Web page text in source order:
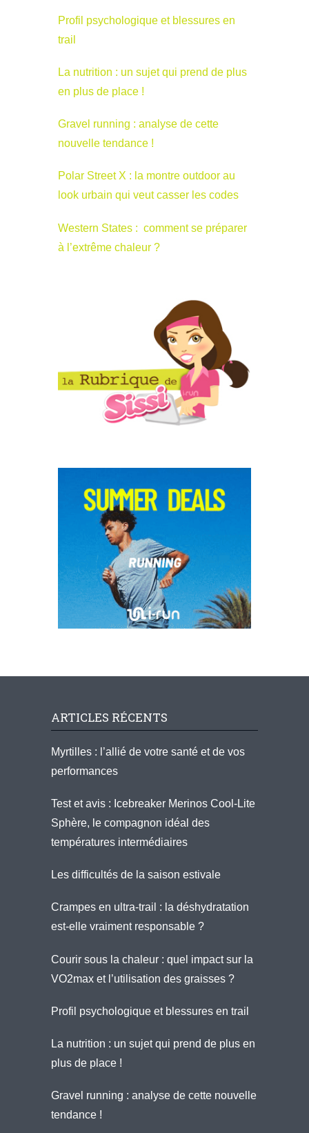
Profil psychologique et blessures en
trail
La nutrition : un sujet qui prend de plus
en plus de place !
Gravel running : analyse de cette
nouvelle tendance !
Polar Street X : la montre outdoor au
look urbain qui veut casser les codes
Western States : comment se préparer
à l’extrême chaleur ?
ARTICLES RÉCENTS
Myrtilles : l’allié de votre santé et de vos
performances
Test et avis : Icebreaker Merinos Cool-Lite
Sphère, le compagnon idéal des
températures intermédiaires
Les difficultés de la saison estivale
Crampes en ultra-trail : la déshydratation
est-elle vraiment responsable ?
Courir sous la chaleur : quel impact sur la
VO2max et l’utilisation des graisses ?
Profil psychologique et blessures en trail
La nutrition : un sujet qui prend de plus en
plus de place !
Gravel running : analyse de cette nouvelle
tendance !